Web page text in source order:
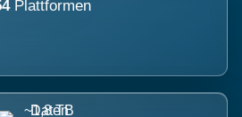
Plattformen